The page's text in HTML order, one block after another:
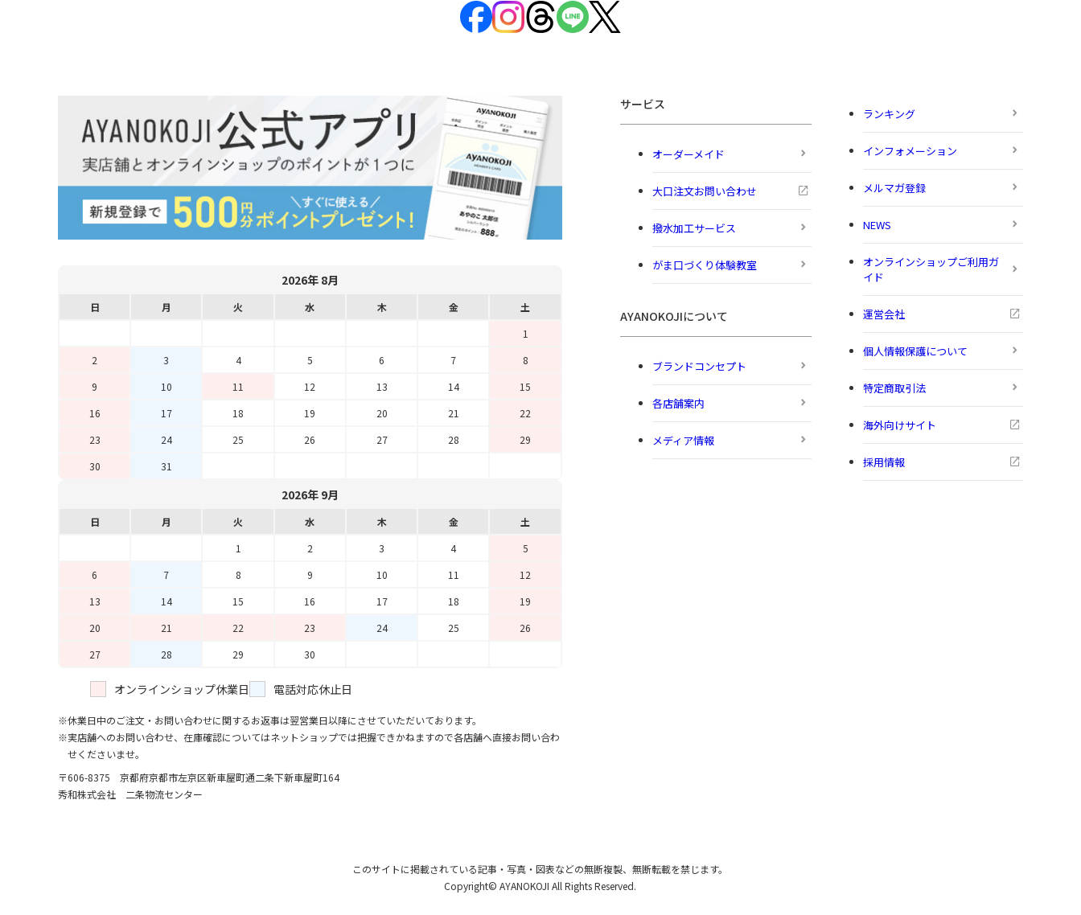
2026年 8月
日 月 火 水 木 金
土
1
2
3 4 5 6 7
8
9
10 11 12 13 14
15
16
17 18 19 20 21
22
23
24 25 26 27 28
29
30
31
2026年 9月
日 月 火 水 木 金
土
1
2 3 4
5
6
7 8 9 10 11
12
13
14 15 16 17 18
19
20
21 22 23 24 25
26
27
28 29 30
オンラインショップ休業日 電話対応休止日
休業日中のご注文・お問い合わせに関するお返事は翌営業日以降にさせていただいております。
実店舗へのお問い合わせ、在庫確認についてはネットショップでは把握できかねますので各店舗へ直接お問い合わ
せくださいませ。
〒606-8375 京都府京都市左京区新車屋町通二条下新車屋町164
秀和株式会社 二条物流センター
サービス
オーダーメイド
大口注文お問い合わせ
撥水加工サービス
がま口づくり体験教室
AYANOKOJIについて
ブランドコンセプト
各店舗案内
メディア情報
ランキング
インフォメーション
メルマガ登録
NEWS
オンラインショップご利用ガ
イド
運営会社
個人情報保護について
特定商取引法
海外向けサイト
採用情報
このサイトに掲載されている記事・写真・図表などの無断複製、無断転載を禁じます。
Copyright© AYANOKOJI All Rights Reserved.